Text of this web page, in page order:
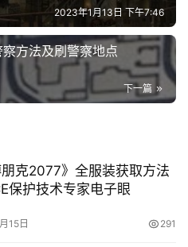
2023年1月13日 下午7:46
方法及刷警察地点
下一篇
朋克2077》全服装获取方法
保护技术专家电子眼
15日 291